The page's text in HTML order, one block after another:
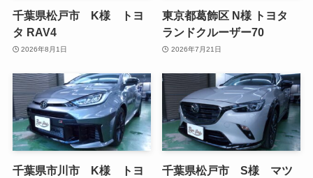
千葉県松戸市 K様 トヨ
タ RAV4
2026年8月1日
東京都葛飾区 N様 トヨタ
ランドクルーザー70
2026年7月21日
千葉県市川市 K様 トヨ
千葉県松戸市 S様 マツ